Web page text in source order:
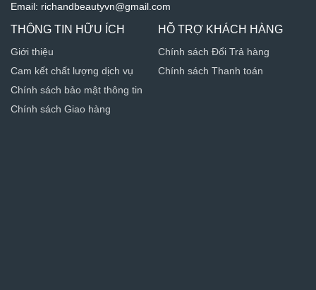
Email: richandbeautyvn@gmail.com
THÔNG TIN HỮU ÍCH
Giới thiệu
Cam kết chất lượng dịch vụ
Chính sách bảo mật thông tin
Chính sách Giao hàng
HỖ TRỢ KHÁCH HÀNG
Chính sách Đổi Trả hàng
Chính sách Thanh toán